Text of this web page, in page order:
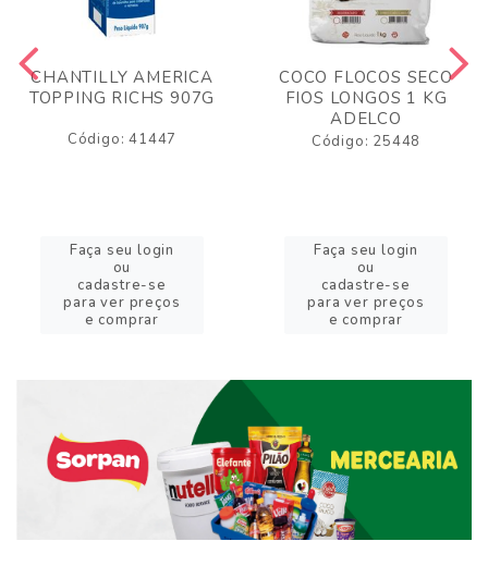
CHANTILLY AMERICA
TOPPING RICHS 907G
Código: 41447
Faça seu login
ou
cadastre-se
para ver preços
e comprar
COCO FLOCOS SECO
FIOS LONGOS 1 KG
ADELCO
Código: 25448
Faça seu login
ou
cadastre-se
para ver preços
e comprar